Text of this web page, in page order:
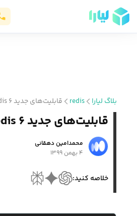
بلاگ لیارا redis قابلیت‌های جدید Redis ۶
قابلیت‌های جدید Redis ۶
محمد‌امین دهقانی
۴ بهمن ۱۳۹۹
خلاصه کنید: